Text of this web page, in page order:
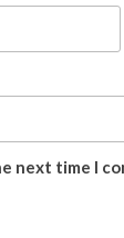
next time I